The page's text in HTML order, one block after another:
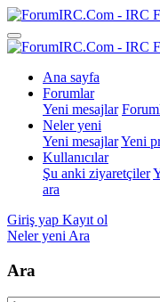
Ana sayfa
Forumlar
Yeni mesajlar
Neler yeni
Yeni mesajlarYeni
Kullanıcılar
Şu anki ziyaretçiler
ara
Giriş yap Kayıt ol
Neler yeni Ara
Ara